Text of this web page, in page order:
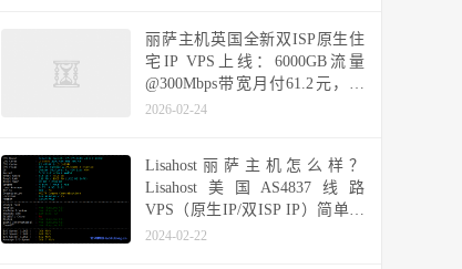
丽萨主机英国全新双ISP原生住
宅IP VPS上线：6000GB流量
@300Mbps带宽月付61.2元，小
众A段IP、支持多流媒体解锁与
2026-02-24
Lisahost丽萨主机怎么样？
Lisahost美国AS4837线路
VPS（原生IP/双ISP IP）简单测
评分享
2024-02-22